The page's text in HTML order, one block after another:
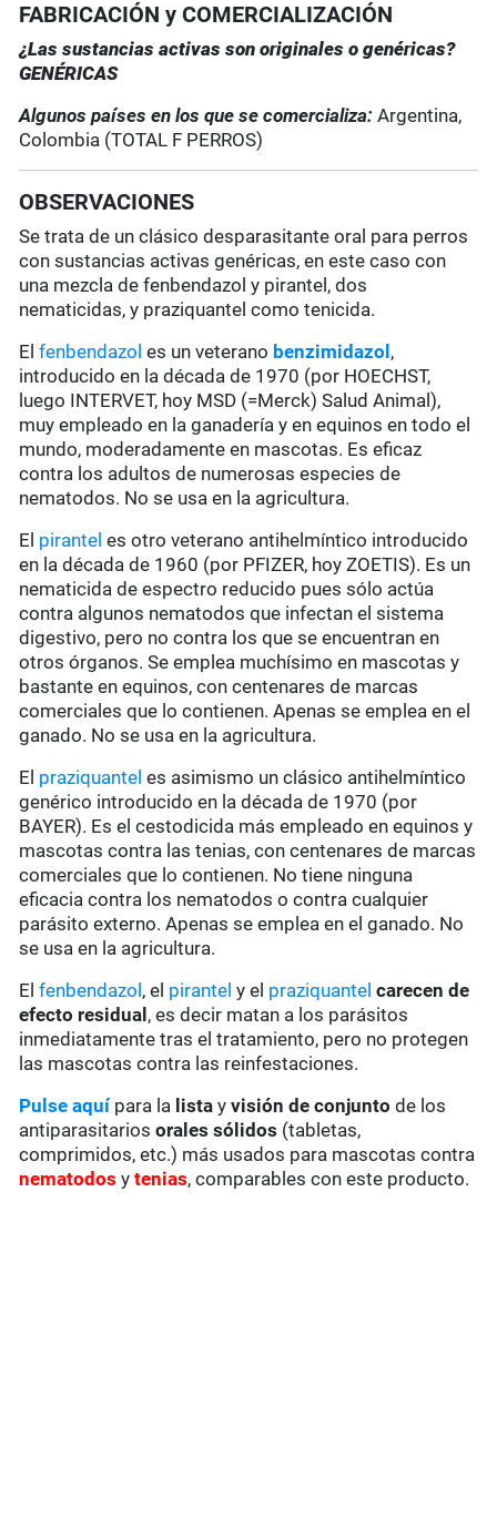
FABRICACIÓN y COMERCIALIZACIÓN
¿Las sustancias activas son originales o genéricas?
GENÉRICAS
Algunos países en los que se comercializa:Argentina,
Colombia (TOTAL F PERROS)
OBSERVACIONES
Se trata de un clásico desparasitante oral para perros
con sustancias activas genéricas, en este caso con
una mezcla de fenbendazol y pirantel, dos
nematicidas, y praziquantel como tenicida.
Elfenbendazol es un veterano benzimidazol ,
introducido en la década de 1970 (por HOECHST,
luego INTERVET, hoy MSD (=Merck) Salud Animal),
muy empleado en la ganadería y en equinos en todo el
mundo, moderadamente en mascotas. Es eficaz
contra los adultos de numerosas especies de
nematodos. No se usa en la agricultura.
El pirantel es otro veterano antihelmíntico introducido
en la década de 1960 (por PFIZER, hoy ZOETIS). Es un
nematicida de espectro reducido pues sólo actúa
contra algunos nematodos que infectan el sistema
digestivo, pero no contra los que se encuentran en
otros órganos. Se emplea muchísimo en mascotas y
bastante en equinos, con centenares de marcas
comerciales que lo contienen. Apenas se emplea en el
ganado. No se usa en la agricultura.
El praziquantel es asimismo un clásico antihelmíntico
genérico introducido en la década de 1970 (por
BAYER). Es el cestodicida más empleado en equinos y
mascotas contra las tenias, con centenares de marcas
comerciales que lo contienen. No tiene ninguna
eficacia contra los nematodos o contra cualquier
parásito externo. Apenas se emplea en el ganado. No
se usa en la agricultura.
Elfenbendazol , el pirantel y el praziquantel carecen de
efecto residual , es decir matan a los parásitos
inmediatamente tras el tratamiento, pero no protegen
las mascotas contra las reinfestaciones.
Pulse aquípara la lista yvisión de conjunto de los
antiparasitariosorales sólidos (tabletas,
comprimidos, etc.) más usados para mascotas contra
nematodos ytenias, comparables con este producto.